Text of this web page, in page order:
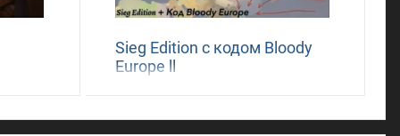
Sieg Edition с кодом Bloody
Europe ll